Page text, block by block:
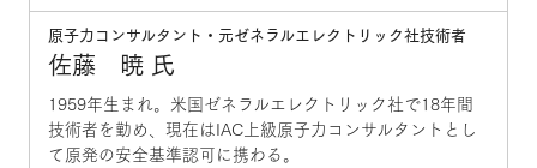
原子力コンサルタント・元ゼネラルエレクトリック社技術者
佐藤 暁 氏
1959年生まれ。米国ゼネラルエレクトリック社で18年間
技術者を勤め、現在はIAC上級原子力コンサルタントとし
て原発の安全基準認可に携わる。